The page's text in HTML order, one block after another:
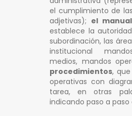
el cumplimiento de
adjetivas); el
establece la
subordinación, las
institucional
medios, mandos
procedimientos,
operativas con
tarea, en otras
indicando paso a paso